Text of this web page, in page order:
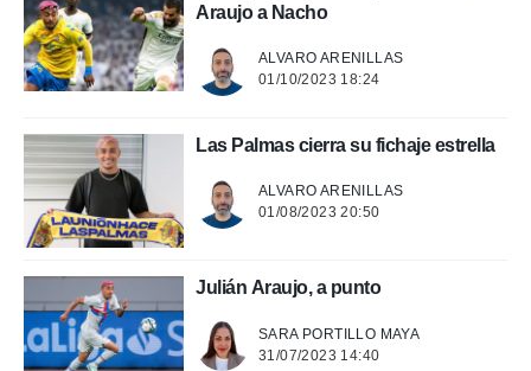
publicidad
de
1199
Araujo a Nacho
ALVARO ARENILLAS
01/10/2023 18:24
Las Palmas cierra su fichaje estrella
ALVARO ARENILLAS
01/08/2023 20:50
Julián Araujo, a punto
SARA PORTILLO MAYA
31/07/2023 14:40